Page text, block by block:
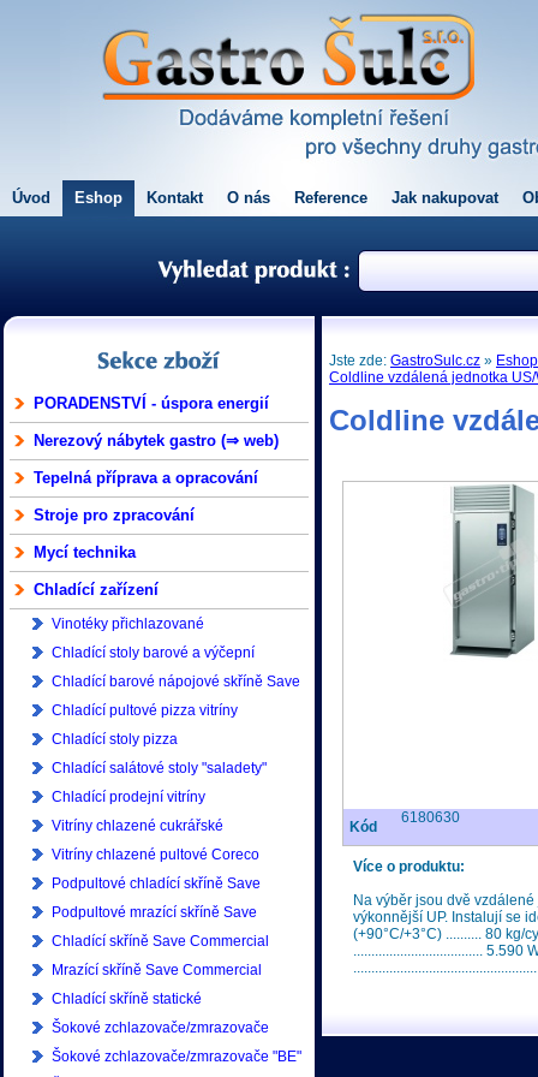
Úvod Eshop Kontakt O nás Reference Jak nakupovat
PORADENSTVÍ - úspora energií
Nerezový nábytek gastro (⇒ web)
Tepelná příprava a opracování
Stroje pro zpracování
Mycí technika
Chladící zařízení
Vinotéky přichlazované
Chladící stoly barové a výčepní
Chladící barové nápojové skříně Save
Commercial
Chladící pultové pizza vitríny
Chladící stoly pizza
Chladící salátové stoly "saladety"
Chladící prodejní vitríny
Vitríny chlazené cukrářské
Vitríny chlazené pultové Coreco
Podpultové chladící skříně Save
Commercial
Podpultové mrazící skříně Save
Commercial
Chladící skříně Save Commercial
400/500/600 litrů
Mrazící skříně Save Commercial
400/500/600 litrů
Chladící skříně statické
Šokové zchlazovače/zmrazovače
Asber
Šokové zchlazovače/zmrazovače "BE"
Jste zde:GastroSulc.cz » Eshop
Coldline vzdálená jednotka
Coldline
Kód
6180630
Více o produktu:
Na výběr jsou dvě
výkonnější UP. Instalují se
(+90°C/+3°C) .......... 80 kg/
....................................